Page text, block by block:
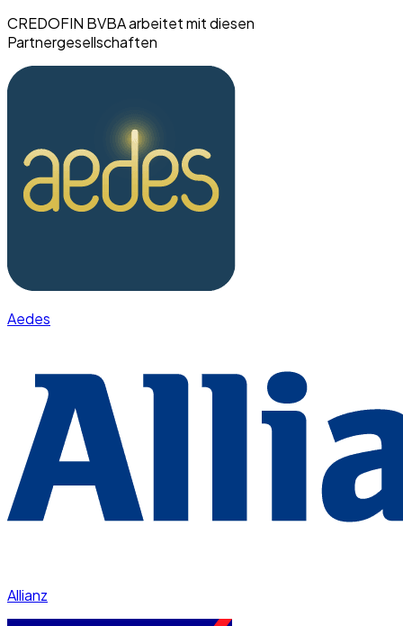
CREDOFIN BVBA arbeitet mit diesen
Partnergesellschaften
Aedes
Allianz